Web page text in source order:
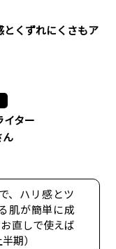
くずれにくさもア
イター
ん
、ハリ感とツ
肌が簡単に成
直しで使えば
期）